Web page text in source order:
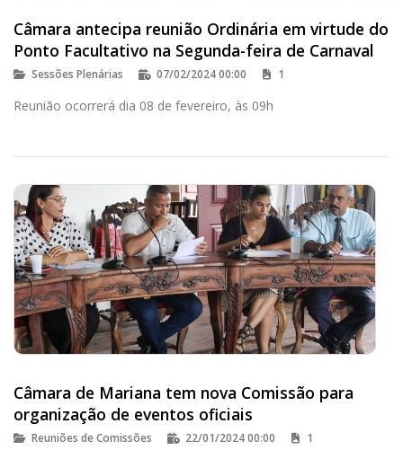
Câmara antecipa reunião Ordinária em virtude do
Ponto Facultativo na Segunda-feira de Carnaval
Sessões Plenárias 07/02/2024 00:00 1
Reunião ocorrerá dia 08 de fevereiro, às 09h
Câmara de Mariana tem nova Comissão para
organização de eventos oficiais
Reuniões de Comissões 22/01/2024 00:00 1